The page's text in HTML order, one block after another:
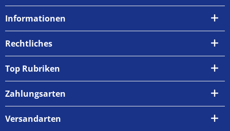
Informationen
Über uns
Zahlungsarten
Versand & Abholung
Newsletter
Rechtliches
AGB
Widerrufsrecht
Top Rubriken
Zahlungsarten
Versandarten